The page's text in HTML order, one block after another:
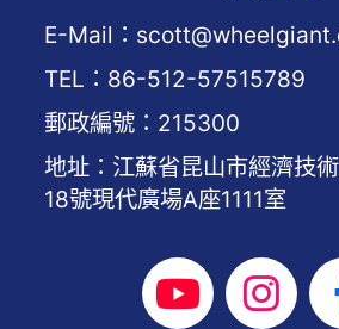
E-Mail：
TEL：86-512-57515789
郵政編號：215300
地址：江蘇省昆山市經濟技
18號現代廣場A座1111室